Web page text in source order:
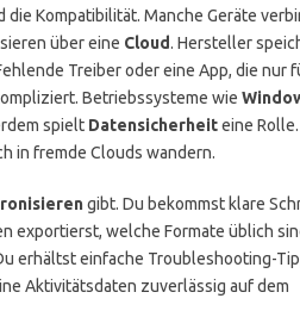
Kompatibilität. Manche Geräte
über eine Cloud. Hersteller
Treiber oder eine App, die nur
Betriebssysteme wie
spielt Datensicherheiteine Rolle.
in fremde Clouds wandern.
gibt. Du bekommst klare
exportierst, welche Formate üblich
erhältst einfache Troubleshooting-
Aktivitätsdaten zuverlässig auf dem